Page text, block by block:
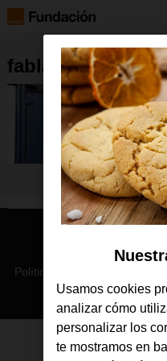
fablalb_yamakers
Lectura
Política de privacidad
Usamos cookies
analizar cómo
personalizar los
te mostramos en